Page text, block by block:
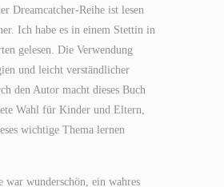
Dreamcatcher-Reihe ist lesen
Ich habe es in einem Stettin in
gelesen. Die Verwendung
und leicht verständlicher
den Autor macht dieses Buch
Wahl für Kinder und Eltern,
wichtige Thema lernen
war wunderschön, ein wahres